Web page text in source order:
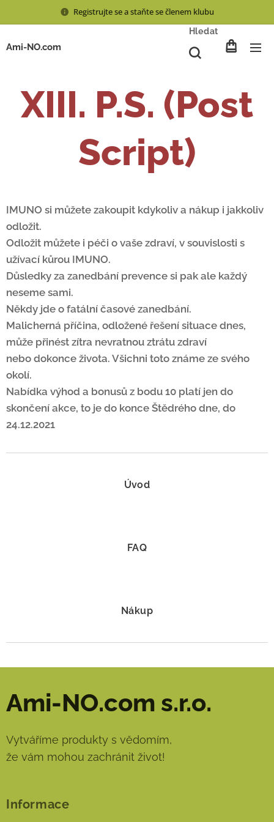
Registrujte se a staňte se členem klubu
Ami-NO.com
Hledat
XIII. P.S. (Post
Script)
IMUNO si můžete zakoupit kdykoliv a nákup i jakkoliv
odložit.
Odložit můžete i péči o vaše zdraví, v souvislosti s
užívací kůrou IMUNO.
Důsledky za zanedbání prevence si pak ale každý
neseme sami.
Někdy jde o fatální časové zanedbání.
Malicherná příčina, odložené řešení situace dnes,
může přinést zítra nevratnou ztrátu zdraví
nebo dokonce života. Všichni toto známe ze svého
okolí.
Nabídka výhod a bonusů z bodu 10 platí jen do
skončení akce, to je do konce Štědrého dne, do
24.12.2021
Úvod
FAQ
Nákup
Ami-NO.com s.r.o.
Vytváříme produkty s vědomím,
že vám mohou zachránit život!
Informace